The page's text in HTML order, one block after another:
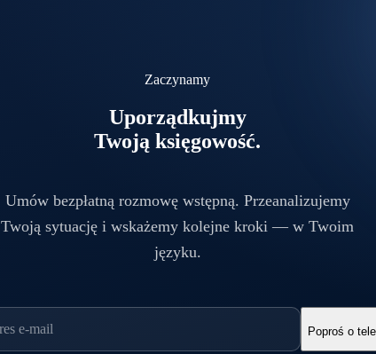
Zaczynamy
Uporządkujmy
Twoją księgowość.
Umów bezpłatną rozmowę wstępną. Przeanalizujemy
Twoją sytuację i wskażemy kolejne kroki — w Twoim
języku.
Poproś o